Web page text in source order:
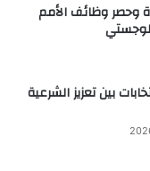
وحصر وظائف الأمم
بين تعزيز الشرعية